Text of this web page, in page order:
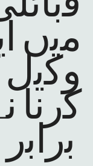
ﻣﯾں
ﮐرﻧﺎ
ﺑراﺑر